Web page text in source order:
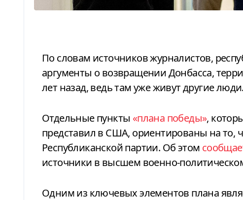
По словам источников журналистов, республиканцы не воспринимают
аргументы о возвращении Донбасса,
лет назад, ведь там уже живут другие люди.
Отдельные пункты «плана победы»,
представил в США, ориентированы на то,
Республиканской партии. Об этом
источники в высшем военно-
Одним из ключевых элементов плана